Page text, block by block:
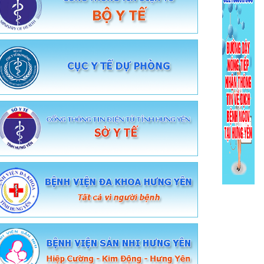
Đăng ký lấy mẫu xét nghiệm
Cổng tra cứu sức khỏe toàn dân
Tra cứu thuốc
Hệ thống Methadone
Giám định Bảo hiểm y tế